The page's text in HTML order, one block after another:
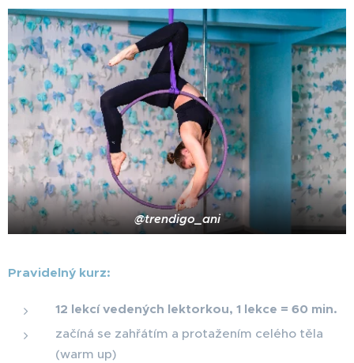
@trendigo_ani
Pravidelný kurz:
12 lekcí vedených lektorkou, 1 lekce = 60 min.
začíná se zahřátím a protažením celého těla
(warm up)